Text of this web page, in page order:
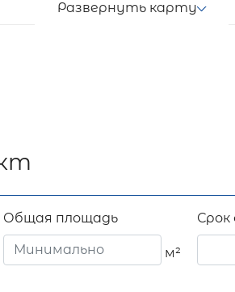
Развернуть карту
Общая площадь
м²
Срок